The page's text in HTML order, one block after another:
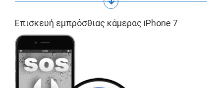
Επισκευή εμπρόσθιας κάμερας iPhone 7